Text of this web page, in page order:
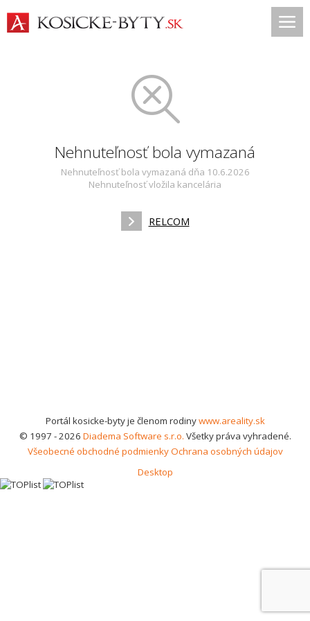
Nehnuteľnosť bola vymazaná
Nehnuteľnosť bola vymazaná dňa 10.6.2026
Nehnuteľnosť vložila kancelária
RELCOM
Portál kosicke-byty je členom rodinywww.areality.sk
© 1997 - 2026 Diadema Software s.r.o. Všetky práva vyhradené.
Všeobecné obchodné podmienkyOchrana osobných údajov
Desktop